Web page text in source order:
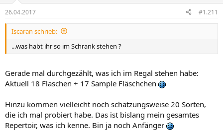
26.04.2017 #1.211
Iscaran schrieb:
...was habt ihr so im Schrank stehen ?
Gerade mal durchgezählt, was ich im Regal stehen habe:
Aktuell 18 Flaschen + 17 Sample Fläschchen
Hinzu kommen vielleicht noch schätzungsweise 20 Sorten,
die ich mal probiert habe. Das ist bislang mein gesamtes
Repertoir, was ich kenne. Bin ja noch Anfänger